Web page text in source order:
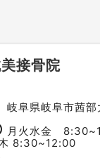
接骨院
岐阜県岐阜市茜
月火水金
木 8:30~12:00